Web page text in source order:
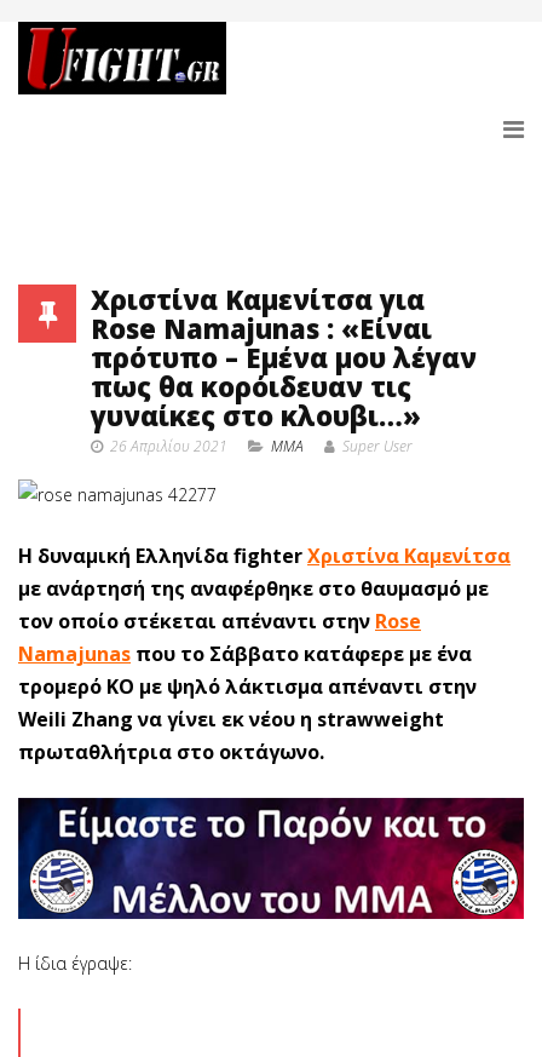
Χριστίνα Καμενίτσα για
Rose Namajunas : «Είναι
πρότυπο – Εμένα μου λέγαν
πως θα κορόιδευαν τις
γυναίκες στο κλουβι…»
26 Απριλίου 2021 MMA Super User
Η δυναμική Ελληνίδα fighterΧριστίνα Καμενίτσα
με ανάρτησή της αναφέρθηκε στο θαυμασμό με
τον οποίο στέκεται απέναντι στην Rose
Namajunas που το Σάββατο κατάφερε με ένα
τρομερό ΚΟ με ψηλό λάκτισμα απέναντι στην
Weili Zhang να γίνει εκ νέου η strawweight
πρωταθλήτρια στο οκτάγωνο.
Η ίδια έγραψε: